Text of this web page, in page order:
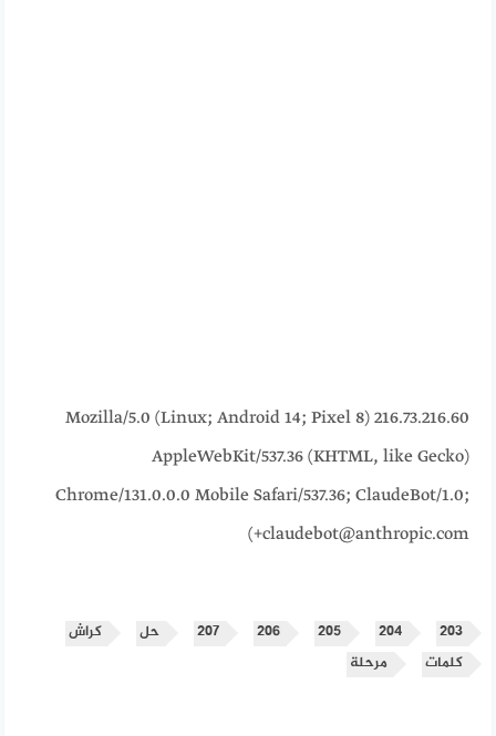
216.73.216.60 Mozilla/5.0 (Linux; Android 14; Pixel 8)
AppleWebKit/537.36 (KHTML, like Gecko)
Chrome/131.0.0.0 Mobile Safari/537.36; ClaudeBot/1.0;
+claudebot@anthropic.com)
٢٠٣ ٢٠٤ ٢٠٥ ٢٠٦ ٢٠٧ حل
كراش
كلمات
مرحلة